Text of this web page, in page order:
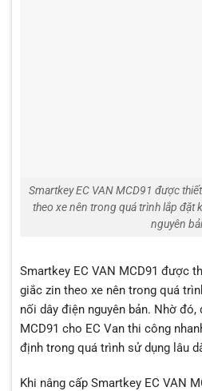
Smartkey EC VAN MCD91 được
theo xe nên trong quá trình lắp đặt
nguyên
Smartkey EC VAN MCD91 được
giắc zin theo xe nên trong quá
nối dây điện nguyên bản. Nhờ
MCD91 cho EC Van thi công
định trong quá trình sử dụng lâu
Khi nâng cấp Smartkey EC VAN